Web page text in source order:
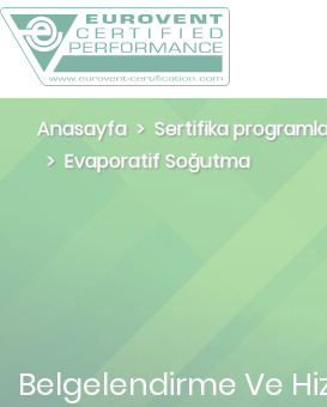
Anasayfa
Sertifika
Evaporatif Soğutma
Belgelendirme Ve